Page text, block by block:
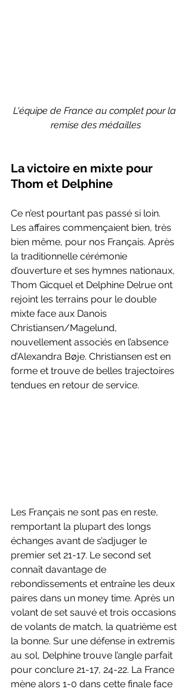
L'équipe de France au complet pour la
remise des médailles
La victoire en mixte pour
Thom et Delphine
Ce n’est pourtant pas passé si loin.
Les affaires commençaient bien, très
bien même, pour nos Français. Après
la traditionnelle cérémonie
d’ouverture et ses hymnes nationaux,
Thom Gicquel et Delphine Delrue ont
rejoint les terrains pour le double
mixte face aux Danois
Christiansen/Magelund,
nouvellement associés en l’absence
d’Alexandra Bøje. Christiansen est en
forme et trouve de belles trajectoires
tendues en retour de service.
Les Français ne sont pas en reste,
remportant la plupart des longs
échanges avant de s’adjuger le
premier set 21-17. Le second set
connaît davantage de
rebondissements et entraîne les deux
paires dans un money time. Après un
volant de set sauvé et trois occasions
de volants de match, la quatrième est
la bonne. Sur une défense in extremis
au sol, Delphine trouve l’angle parfait
pour conclure 21-17, 24-22. La France
mène alors 1-0 dans cette finale face